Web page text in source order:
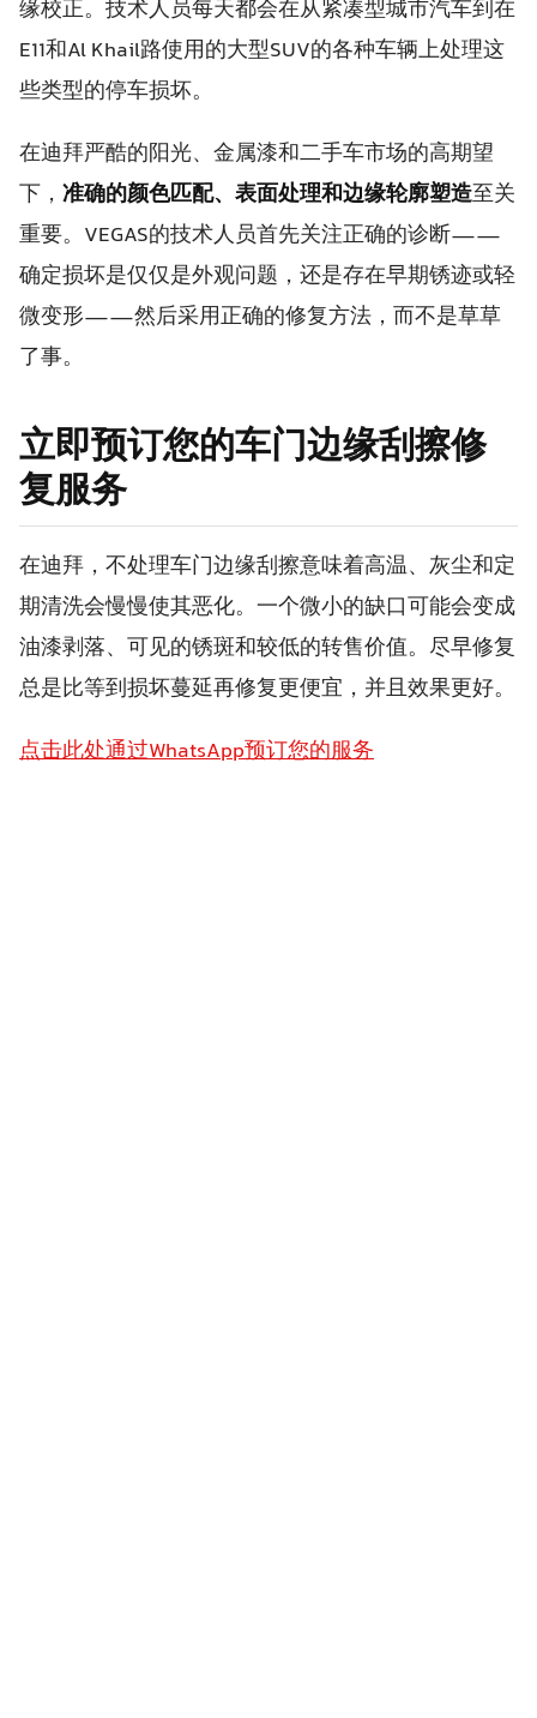
缘校正。技术人员每天都会在从紧凑型城市汽车到在
E11和Al Khail路使用的大型SUV的各种车辆上处理这
些类型的停车损坏。
在迪拜严酷的阳光、金属漆和二手车市场的高期望
下， 准确的颜色匹配、表面处理和边缘轮廓塑造至关
重要。VEGAS的技术人员首先关注正确的诊断——
确定损坏是仅仅是外观问题，还是存在早期锈迹或轻
微变形——然后采用正确的修复方法，而不是草草
了事。
立即预订您的车门边缘刮擦修
复服务
在迪拜，不处理车门边缘刮擦意味着高温、灰尘和定
期清洗会慢慢使其恶化。一个微小的缺口可能会变成
油漆剥落、可见的锈斑和较低的转售价值。尽早修复
总是比等到损坏蔓延再修复更便宜，并且效果更好。
点击此处通过WhatsApp预订您的服务